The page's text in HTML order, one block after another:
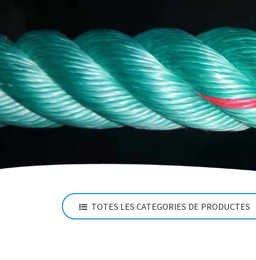
TOTES LES CATEGORIES DE PRODUCTES